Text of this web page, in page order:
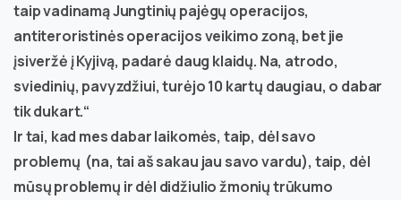
taip vadinamą Jungtinių pajėgų operacijos,
antiteroristinės operacijos veikimo zoną, bet jie
įsiveržė į Kyjivą, padarė daug klaidų. Na, atrodo,
sviedinių, pavyzdžiui, turėjo 10 kartų daugiau, o dabar
tik dukart.“
Ir tai, kad mes dabar laikomės, taip, dėl savo
problemų (na, tai aš sakau jau savo vardu), taip, dėl
mūsų problemų ir dėl didžiulio žmonių trūkumo